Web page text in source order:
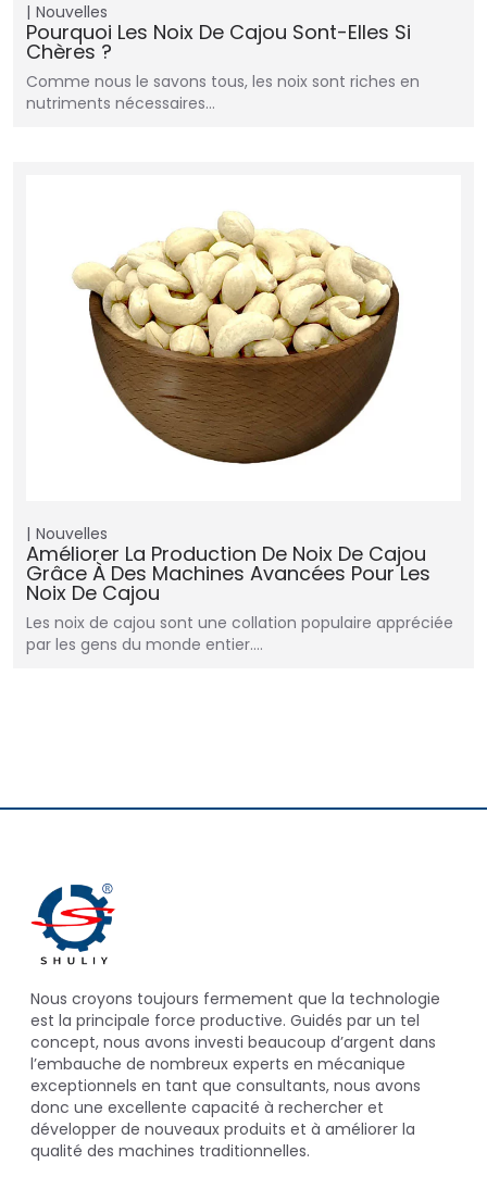
Nouvelles
Pourquoi Les Noix De Cajou Sont-Elles Si
Chères ?
Comme nous le savons tous, les noix sont riches en
nutriments nécessaires…
Nouvelles
Améliorer La Production De Noix De Cajou
Grâce À Des Machines Avancées Pour Les
Noix De Cajou
Les noix de cajou sont une collation populaire appréciée
par les gens du monde entier.…
Nous croyons toujours fermement que la technologie
est la principale force productive. Guidés par un tel
concept, nous avons investi beaucoup d’argent dans
l’embauche de nombreux experts en mécanique
exceptionnels en tant que consultants, nous avons
donc une excellente capacité à rechercher et
développer de nouveaux produits et à améliorer la
qualité des machines traditionnelles.